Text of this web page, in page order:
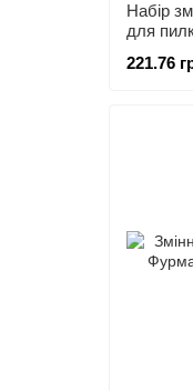
Набір
для
221.76